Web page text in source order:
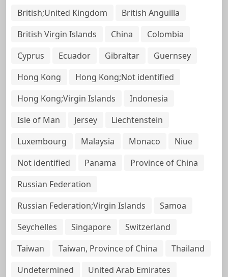
British;United Kingdom
British Anguilla
British Virgin Islands
China
Colombia
Cyprus
Ecuador Gibraltar
Guernsey
Hong Kong
Hong Kong;Not identified
Hong Kong;Virgin Islands
Indonesia
Isle of Man
Jersey
Liechtenstein
Luxembourg
Malaysia Monaco
Niue
Not identified
Panama
Province of China
Russian Federation
Russian Federation;Virgin Islands
Samoa
Seychelles
Singapore
Switzerland
Taiwan
Taiwan, Province of China
Thailand
Undetermined
United Arab Emirates